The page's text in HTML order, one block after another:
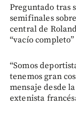
Preguntado tras
semifinales
central de
“vacío
“Somos
tenemos gran
mensaje desde
extenista